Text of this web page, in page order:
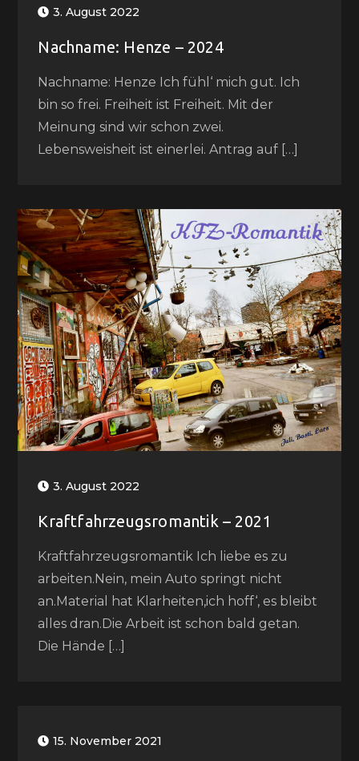
3. August 2022
Nachname: Henze – 2024
Nachname: Henze Ich fühl‘ mich gut. Ich
bin so frei. Freiheit ist Freiheit. Mit der
Meinung sind wir schon zwei.
Lebensweisheit ist einerlei. Antrag auf […]
3. August 2022
Kraftfahrzeugsromantik – 2021
Kraftfahrzeugsromantik Ich liebe es zu
arbeiten.Nein, mein Auto springt nicht
an.Material hat Klarheiten,ich hoff‘, es bleibt
alles dran.Die Arbeit ist schon bald getan.
Die Hände […]
15. November 2021